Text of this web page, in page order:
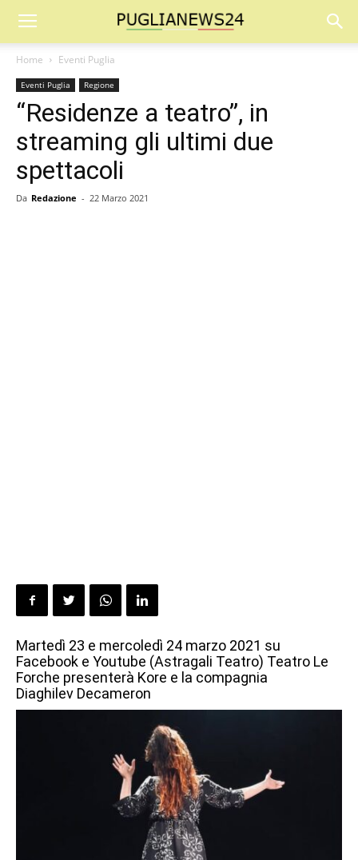
Home Eventi Puglia
Eventi Puglia Regione
“Residenze a teatro”, in
streaming gli ultimi due
spettacoli
Da Redazione - 22 Marzo 2021
Martedì 23 e mercoledì 24 marzo 2021 su
Facebook e Youtube (Astragali Teatro) Teatro Le
Forche presenterà Kore e la compagnia
Diaghilev Decameron